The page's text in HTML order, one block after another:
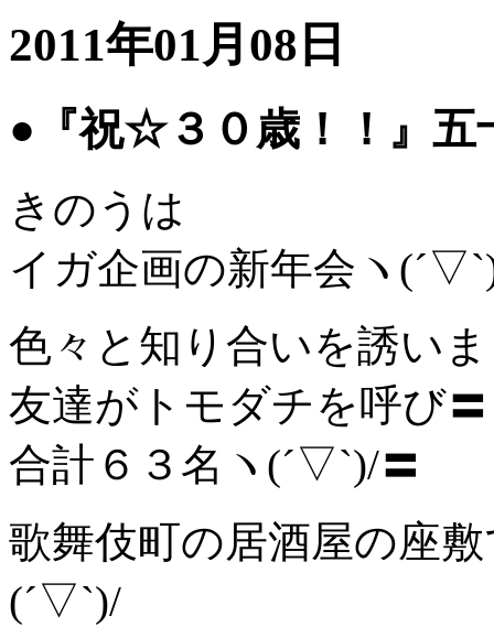
2011年01月08日
●『祝☆３０歳！！』五
きのうは
イガ企画の新年会ヽ
色々と知り合いを誘い
友達がトモダチを呼び
合計６３名ヽ(´▽`)/〓
歌舞伎町の居酒屋の座
(´▽`)/